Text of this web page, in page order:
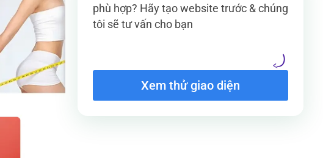
phù hợp? Hãy tạo website trước & chúng
tôi sẽ tư vấn cho bạn
Xem thử giao diện